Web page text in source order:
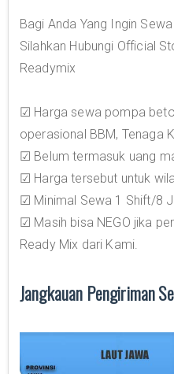
Bagi Anda Yang Ingin
Silahkan Hubungi Official
Readymix
☑ Harga sewa pompa
operasional BBM, Tenaga
☑ Belum termasuk uang
☑ Harga tersebut untuk
☑ Minimal Sewa 1 Shift/8
☑ Masih bisa NEGO jika
Ready Mix dari Kami.
Jangkauan Pengiriman